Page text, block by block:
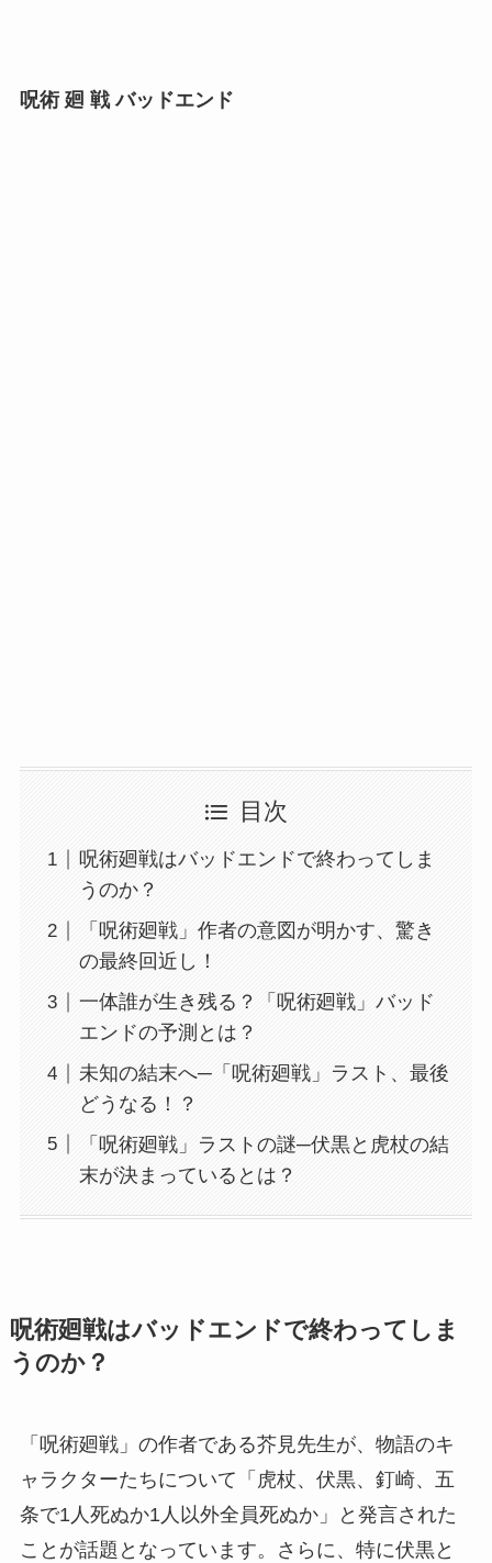
呪術 廻 戦 バッドエンド
目次
呪術廻戦はバッドエンドで終わってしま
うのか？
「呪術廻戦」作者の意図が明かす、驚き
の最終回近し！
一体誰が生き残る？「呪術廻戦」バッド
エンドの予測とは？
未知の結末へ─「呪術廻戦」ラスト、最後
どうなる！？
「呪術廻戦」ラストの謎─伏黒と虎杖の結
末が決まっているとは？
呪術廻戦はバッドエンドで終わってしま
うのか？
「呪術廻戦」の作者である芥見先生が、物語のキ
ャラクターたちについて「虎杖、伏黒、釘崎、五
条で1人死ぬか1人以外全員死ぬか」と発言された
ことが話題となっています。さらに、特に伏黒と